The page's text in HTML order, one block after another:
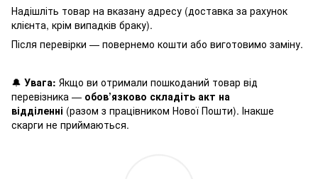
Надішліть товар на вказану адресу (доставка за рахунок
клієнта, крім випадків браку).
Після перевірки — повернемо кошти або виготовимо заміну.
🔔 Увага: Якщо ви отримали пошкоданий товар від
перевізника — обов’язково складіть акт на
відділенні (разом з працівником Нової Пошти). Інакше
скарги не приймаються.